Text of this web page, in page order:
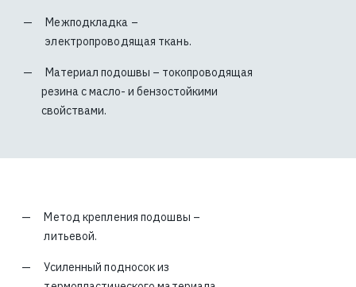
Межподкладка –
электропроводящая ткань.
резина с масло- и бензостойкими
свойствами.
Метод крепления подошвы –
литьевой.
Усиленный подносок из